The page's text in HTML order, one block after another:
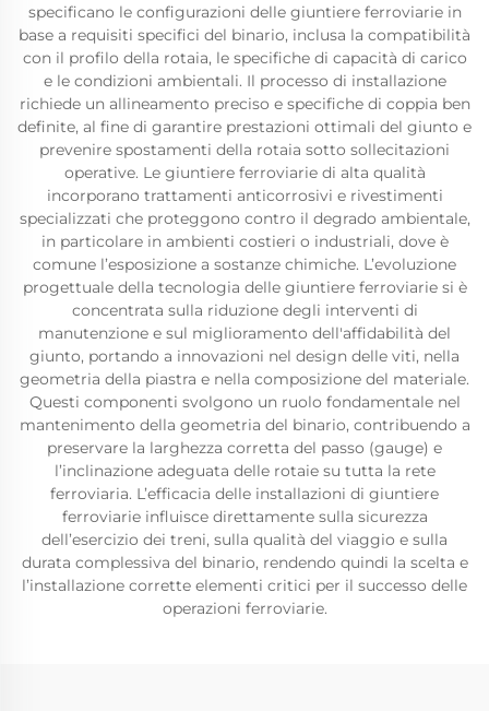
specificano le configurazioni delle giuntiere ferroviarie in
base a requisiti specifici del binario, inclusa la compatibilità
con il profilo della rotaia, le specifiche di capacità di carico
e le condizioni ambientali. Il processo di installazione
richiede un allineamento preciso e specifiche di coppia ben
definite, al fine di garantire prestazioni ottimali del giunto e
prevenire spostamenti della rotaia sotto sollecitazioni
operative. Le giuntiere ferroviarie di alta qualità
incorporano trattamenti anticorrosivi e rivestimenti
specializzati che proteggono contro il degrado ambientale,
in particolare in ambienti costieri o industriali, dove è
comune l’esposizione a sostanze chimiche. L’evoluzione
progettuale della tecnologia delle giuntiere ferroviarie si è
concentrata sulla riduzione degli interventi di
manutenzione e sul miglioramento dell'affidabilità del
giunto, portando a innovazioni nel design delle viti, nella
geometria della piastra e nella composizione del materiale.
Questi componenti svolgono un ruolo fondamentale nel
mantenimento della geometria del binario, contribuendo a
preservare la larghezza corretta del passo (gauge) e
l’inclinazione adeguata delle rotaie su tutta la rete
ferroviaria. L’efficacia delle installazioni di giuntiere
ferroviarie influisce direttamente sulla sicurezza
dell’esercizio dei treni, sulla qualità del viaggio e sulla
durata complessiva del binario, rendendo quindi la scelta e
l’installazione corrette elementi critici per il successo delle
operazioni ferroviarie.